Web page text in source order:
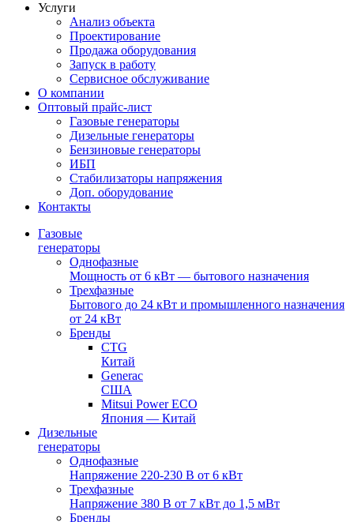
Услуги
Анализ объекта
Проектирование
Продажа оборудования
Запуск в работу
Сервисное обслуживание
О компании
Оптовый прайс-лист
Газовые генераторы
Дизельные генераторы
Бензиновые генераторы
ИБП
Стабилизаторы напряжения
Доп. оборудование
Контакты
Газовые
генераторы
Однофазные
Мощность от 6 кВт — бытового назначения
Трехфазные
Бытового до 24 кВт и промышленного назначения
от 24 кВт
Бренды
CTG
Китай
Generac
США
Mitsui Power ECO
Япония — Китай
Дизельные
генераторы
Однофазные
Напряжение 220-230 В от 6 кВт
Трехфазные
Напряжение 380 В от 7 кВт до 1,5 мВт
Бренды